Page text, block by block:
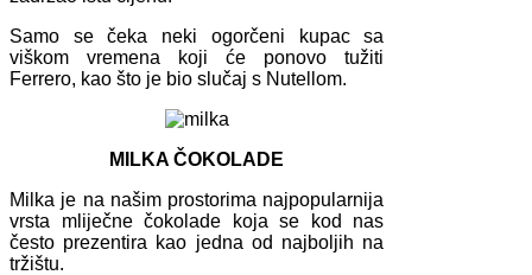
Samo se čeka neki ogorčeni kupac sa
viškom vremena koji će ponovo tužiti
Ferrero, kao što je bio slučaj s Nutellom.
MILKA ČOKOLADE
Milka je na našim prostorima najpopularnija
vrsta mliječne čokolade koja se kod nas
često prezentira kao jedna od najboljih na
tržištu.